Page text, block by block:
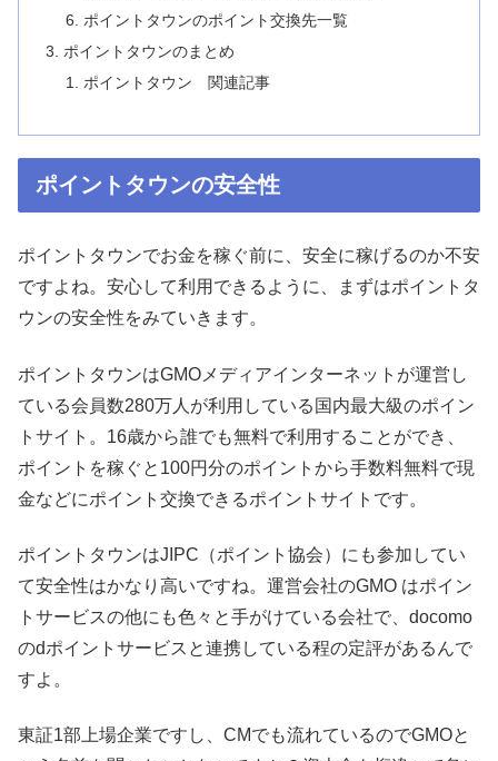
ポイントタウンのポイント交換先一覧
ポイントタウンのまとめ
ポイントタウン 関連記事
ポイントタウンの安全性
ポイントタウンでお金を稼ぐ前に、安全に稼げるのか不安
ですよね。安心して利用できるように、まずはポイントタ
ウンの安全性をみていきます。
ポイントタウンはGMOメディアインターネットが運営し
ている会員数280万人が利用している国内最大級のポイン
トサイト。16歳から誰でも無料で利用することができ、
ポイントを稼ぐと100円分のポイントから手数料無料で現
金などにポイント交換できるポイントサイトです。
ポイントタウンはJIPC（ポイント協会）にも参加してい
て安全性はかなり高いですね。運営会社のGMO はポイン
トサービスの他にも色々と手がけている会社で、docomo
のdポイントサービスと連携している程の定評があるんで
すよ。
東証1部上場企業ですし、CMでも流れているのでGMOと